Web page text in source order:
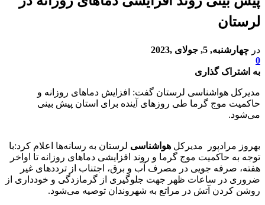
لرستان
در چهارشنبه, 5, جولای ,2023
0
به اشتراک گذاری
مدیرکل هواشناسی لرستان گفت: افزایش دما‌های روزانه و
حاکمیت موج گرما طی روز‌های آینده برای استان پیش بینی
می‌شود.
بهروز مرادپور مدیرکل هواشناسی لرستان به رسانه‌ها اعلام کرد:با
توجه به حاکمیت موج گرما و روند افزایشی دما‌های روزانه تا اواخر
هفته، صرفه جویی در مصرف آب و برق، اجتناب از تردد‌های غیر
ضروری در ساعات ظهر جهت جلوگیری از گرمازدگی و خودداری از
روشن کردن آتش در مراتع به شهروندان توصیه می‌شود.